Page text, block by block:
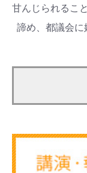
甘んじられるこ
諦め、都議会